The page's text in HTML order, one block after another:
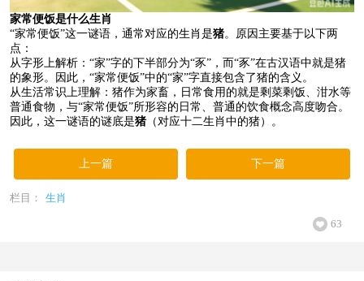
家常便饭是什么生肖
“家常便饭”这一谜语，通常对应的生肖是猪。原因主要基于以下两
点：
从字形上解析：“家”字的下半部分为“豕”，而“豕”在古汉语中就是猪
的象形。因此，“家常便饭”中的“家”字直接包含了猪的含义。
从生活常识上理解：猪作为家畜，日常食用的就是剩菜剩饭、泔水等
普通食物，与“家常便饭”所形容的日常、普通的饮食概念高度吻合。
因此，这一谜语的谜底是猪（对应十二生肖中的猪）。
上一篇 下一篇
栏目： 生肖
63